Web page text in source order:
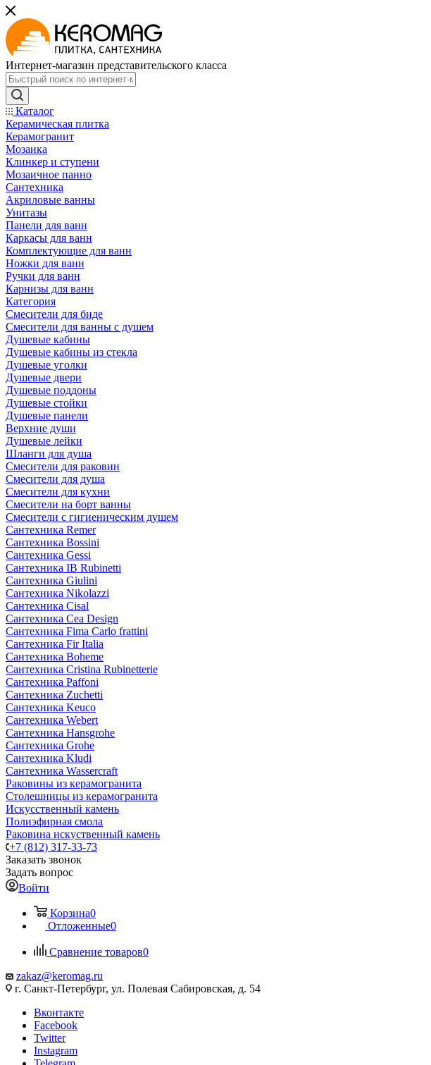
Интернет-магазин представительского класса
Каталог
Керамическая плитка
Керамогранит
Мозаика
Клинкер и ступени
Мозаичное панно
Сантехника
Акриловые ванны
Унитазы
Панели для ванн
Каркасы для ванн
Комплектующие для ванн
Ножки для ванн
Ручки для ванн
Карнизы для ванн
Категория
Смесители для биде
Смесители для ванны с душем
Душевые кабины
Душевые кабины из стекла
Душевые уголки
Душевые двери
Душевые поддоны
Душевые стойки
Душевые панели
Верхние души
Душевые лейки
Шланги для душа
Смесители для раковин
Смесители для душа
Смесители для кухни
Смесители на борт ванны
Смесители с гигиеническим душем
Сантехника Remer
Сантехника Bossini
Сантехника Gessi
Сантехника IB Rubinetti
Сантехника Giulini
Сантехника Nikolazzi
Сантехника Cisal
Сантехника Cea Design
Сантехника Fima Carlo frattini
Сантехника Fir Italia
Сантехника Boheme
Сантехника Cristina Rubinetterie
Сантехника Paffoni
Сантехника Zuchetti
Сантехника Keuco
Сантехника Webert
Сантехника Hansgrohe
Сантехника Grohe
Сантехника Kludi
Сантехника Wassercraft
Раковины из керамогранита
Столешницы из керамогранита
Искусственный камень
Полиэфирная смола
Раковина искуственный камень
+7 (812) 317-33-73
Заказать звонок
Задать вопрос
Войти
Корзина0
Отложенные0
Сравнение товаров0
zakaz@keromag.ru
г. Санкт-Петербург, ул. Полевая Сабировская, д. 54
Вконтакте
Facebook
Twitter
Instagram